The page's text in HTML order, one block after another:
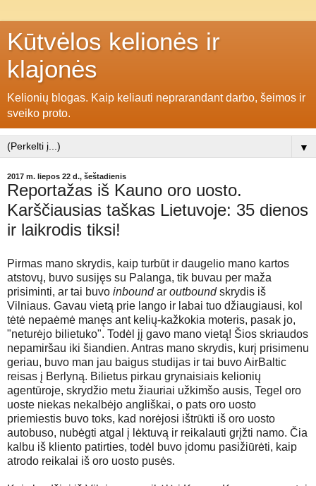
Kūtvėlos kelionės ir
klajonės
Kelionių blogas. Kaip keliauti neprarandant darbo, šeimos ir
sveiko proto.
▼
2017 m. liepos 22 d., šeštadienis
Reportažas iš Kauno oro uosto.
Karščiausias taškas Lietuvoje: 35 dienos
ir laikrodis tiksi!
Pirmas mano skrydis, kaip turbūt ir daugelio mano kartos
atstovų, buvo susijęs su Palanga, tik buvau per maža
prisiminti, ar tai buvo inboundar outboundskrydis iš
Vilniaus. Gavau vietą prie lango ir labai tuo džiaugiausi, kol
tėtė nepaėmė manęs ant kelių-kažkokia moteris, pasak jo,
"neturėjo bilietuko". Todėl jį gavo mano vietą! Šios skriaudos
nepamiršau iki šiandien. Antras mano skrydis, kurį prisimenu
geriau, buvo man jau baigus studijas ir tai buvo AirBaltic
reisas į Berlyną. Bilietus pirkau grynaisiais kelionių
agentūroje, skrydžio metu žiauriai užkimšo ausis, Tegel oro
uoste niekas nekalbėjo angliškai, o pats oro uosto
priemiestis buvo toks, kad norėjosi ištrūkti iš oro uosto
autobuso, nubėgti atgal į lėktuvą ir reikalauti grįžti namo. Čia
kalbu iš kliento patirties, todėl buvo įdomu pasižiūrėti, kaip
atrodo reikalai iš oro uosto pusės.